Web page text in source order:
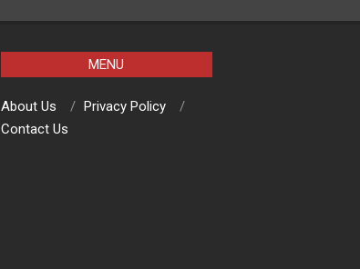
MENU
About Us
Privacy Policy
Contact Us